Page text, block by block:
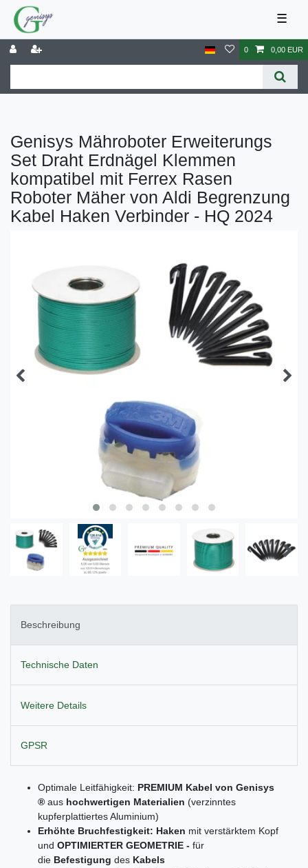
☰
0 0,00 EUR
Genisys Mähroboter Erweiterungs
Set Draht Erdnägel Klemmen
kompatibel mit Ferrex Rasen
Roboter Mäher von Aldi Begrenzung
Kabel Haken Verbinder - HQ 2024
Beschreibung
Technische Daten
Weitere Details
GPSR
Optimale Leitfähigkeit: PREMIUM Kabel von Genisys
® aus hochwertigen Materialien (verzinntes
kupferplattiertes Aluminium)
Erhöhte Bruchfestigkeit: Haken mit verstärktem Kopf
und OPTIMIERTER GEOMETRIE - für
die Befestigung des Kabels